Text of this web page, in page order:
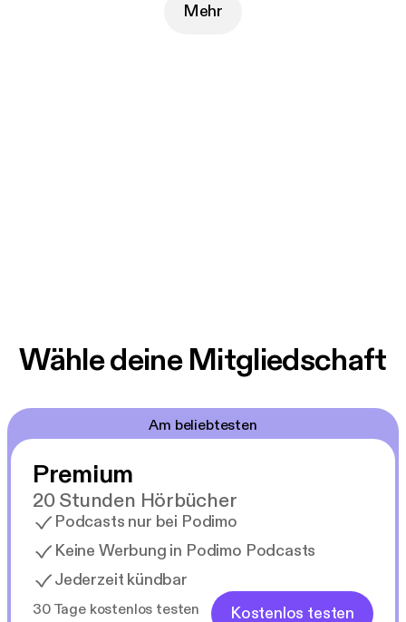
Mehr
Wähle deine Mitgliedschaft
Am beliebtesten
Premium
20 Stunden Hörbücher
Podcasts nur bei Podimo
Keine Werbung in Podimo Podcasts
Jederzeit kündbar
30 Tage kostenlos testen
Kostenlos testen